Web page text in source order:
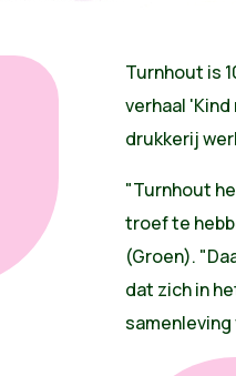
Turnhout is
verhaal 'Kind
drukkerij
"Turnhout
troef te
(Groen).
dat zich in
samenleving